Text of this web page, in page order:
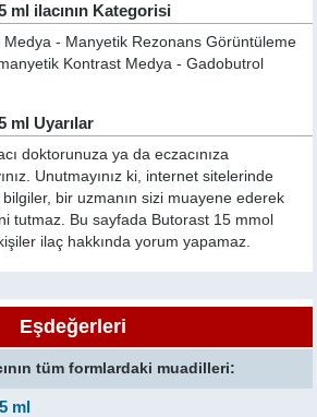
ml ilacının Kategorisi
- Manyetik Rezonans Görüntüleme
Kontrast Medya - Gadobutrol
ml Uyarılar
doktorunuza ya da eczacınıza
Unutmayınız ki, internet sitelerinde
bir uzmanın sizi muayene ederek
tutmaz. Bu sayfada Butorast 15 mmol
ilaç hakkında yorum yapamaz.
Eşdeğerleri
tüm formlardaki muadilleri:
ml